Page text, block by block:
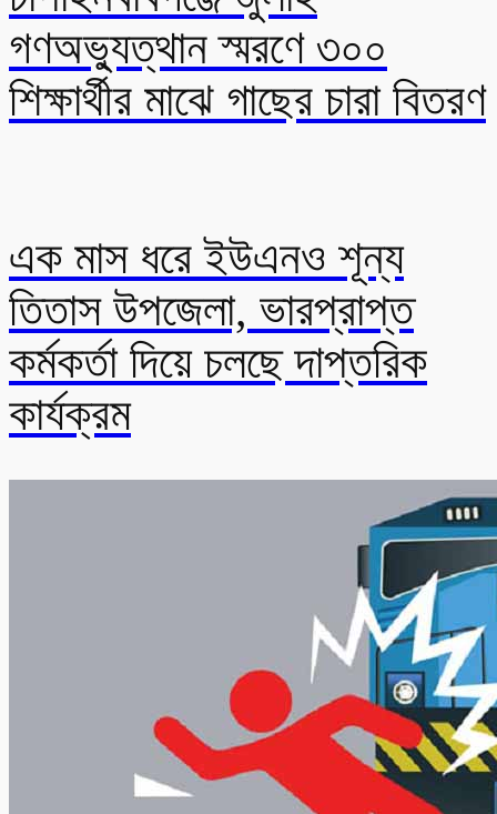
গণঅভ্যুত্থান স্মরণে ৩০০
শিক্ষার্থীর মাঝে গাছের চারা বিতরণ
এক মাস ধরে ইউএনও শূন্য
তিতাস উপজেলা, ভারপ্রাপ্ত
কর্মকর্তা দিয়ে চলছে দাপ্তরিক
কার্যক্রম